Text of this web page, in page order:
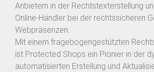
Anbietern in der Rechtstexterstellung
Online-Händler bei der rechtssicheren
Webpräsenzen.
Mit einem fragebogengestützten
ist Protected Shops ein Pionier in der
automatisierten Erstellung und